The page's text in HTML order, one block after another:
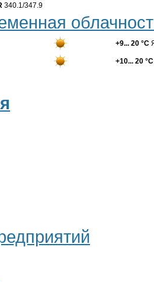
340.1/347.9
+9... 20 °С
+10... 20 °С